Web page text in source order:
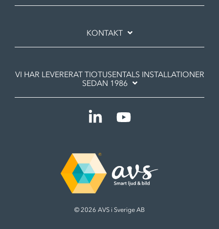
KONTAKT
VI HAR LEVERERAT TIOTUSENTALS INSTALLATIONER
SEDAN 1986
© 2026 AVS i Sverige AB
Linkedin